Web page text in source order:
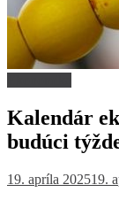
Kalendár
budúci
19. apríla 202519.